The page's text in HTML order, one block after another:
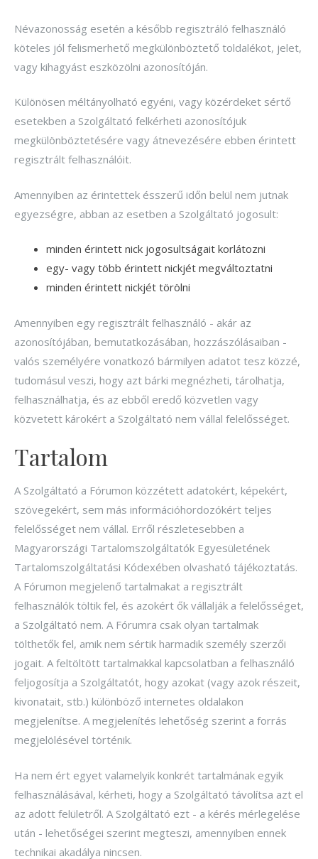
Névazonosság esetén a később regisztráló felhasználó
köteles jól felismerhető megkülönböztető toldalékot, jelet,
vagy kihagyást eszközölni azonosítóján.
Különösen méltányolható egyéni, vagy közérdeket sértő
esetekben a Szolgáltató felkérheti azonosítójuk
megkülönböztetésére vagy átnevezésére ebben érintett
regisztrált felhasználóit.
Amennyiben az érintettek ésszerű időn belül nem jutnak
egyezségre, abban az esetben a Szolgáltató jogosult:
minden érintett nick jogosultságait korlátozni
egy- vagy több érintett nickjét megváltoztatni
minden érintett nickjét törölni
Amennyiben egy regisztrált felhasználó - akár az
azonosítójában, bemutatkozásában, hozzászólásaiban -
valós személyére vonatkozó bármilyen adatot tesz közzé,
tudomásul veszi, hogy azt bárki megnézheti, tárolhatja,
felhasználhatja, és az ebből eredő közvetlen vagy
közvetett károkért a Szolgáltató nem vállal felelősséget.
Tartalom
A Szolgáltató a Fórumon közzétett adatokért, képekért,
szövegekért, sem más információhordozókért teljes
felelősséget nem vállal. Erről részletesebben a
Magyarországi Tartalomszolgáltatók Egyesületének
Tartalomszolgáltatási Kódexében olvasható tájékoztatás.
A Fórumon megjelenő tartalmakat a regisztrált
felhasználók töltik fel, és azokért ők vállalják a felelősséget,
a Szolgáltató nem. A Fórumra csak olyan tartalmak
tölthetők fel, amik nem sértik harmadik személy szerzői
jogait. A feltöltött tartalmakkal kapcsolatban a felhasználó
feljogosítja a Szolgáltatót, hogy azokat (vagy azok részeit,
kivonatait, stb.) különböző internetes oldalakon
megjelenítse. A megjelenítés lehetőség szerint a forrás
megjelölésével történik.
Ha nem ért egyet valamelyik konkrét tartalmának egyik
felhasználásával, kérheti, hogy a Szolgáltató távolítsa azt el
az adott felületről. A Szolgáltató ezt - a kérés mérlegelése
után - lehetőségei szerint megteszi, amennyiben ennek
technikai akadálya nincsen.